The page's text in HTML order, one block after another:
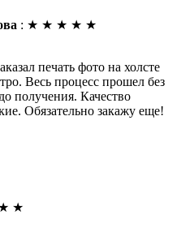
: ★ ★ ★ ★ ★
печать фото на холсте
Весь процесс прошел без
получения. Качество
Обязательно закажу еще!
★